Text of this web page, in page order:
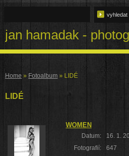
jan hamadak -
Home » Fotoalbum » LIDÉ
LIDÉ
WOMEN
Datum:
16. 1.
Fotografií:
647